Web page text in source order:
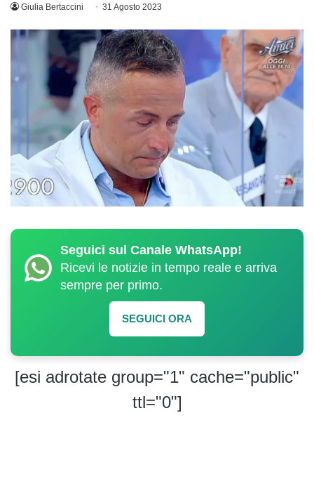
Giulia Bertaccini 31 Agosto 2023
Seguici sul Canale WhatsApp!
Ricevi le notizie in tempo reale e arriva
sempre per primo.
SEGUICI ORA
[esi adrotate group="1" cache="public"
ttl="0"]